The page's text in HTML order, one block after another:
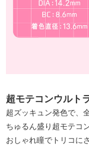
超モテコンウルト
超ズッキュン発色で、
ちゅるん盛り超モテコ
おしゃれ瞳でトリコに